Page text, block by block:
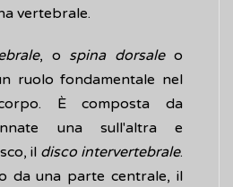
vertebrale.
, o spina dorsaleo
ruolo fondamentale nel
È composta da
una sull'altra e
il disco intervertebrale.
da una parte centrale, il